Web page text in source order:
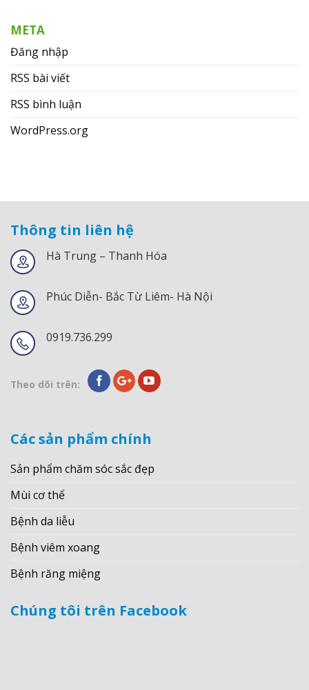
META
Đăng nhập
RSS bài viết
RSS bình luận
WordPress.org
Thông tin liên hệ
Hà Trung – Thanh Hóa
Phúc Diễn- Bắc Từ Liêm- Hà Nội
0919.736.299
Theo dõi trên:
Các sản phẩm chính
Sản phẩm chăm sóc sắc đẹp
Mùi cơ thể
Bệnh da liễu
Bệnh viêm xoang
Bệnh răng miệng
Chúng tôi trên Facebook